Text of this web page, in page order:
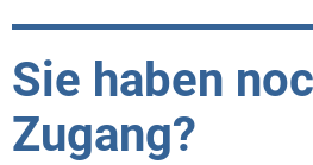
Sie haben
Zugang?